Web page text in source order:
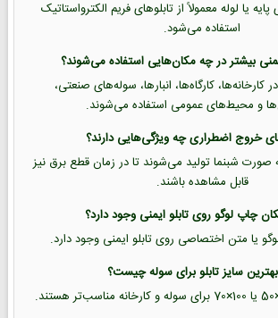
یا لوله معمولاً از تابلوهای فریم الکترواستاتیک
استفاده می‌شود.
کارخانه‌ها، کارگاه‌ها، انبارها، سوله‌های صنعتی،
و محیط‌های عمومی استفاده می‌شوند.
صورت شبنما تولید می‌شوند تا در زمان قطع برق نیز
قابل مشاهده باشند.
یا متن اختصاصی روی تابلو ایمنی وجود دارد.